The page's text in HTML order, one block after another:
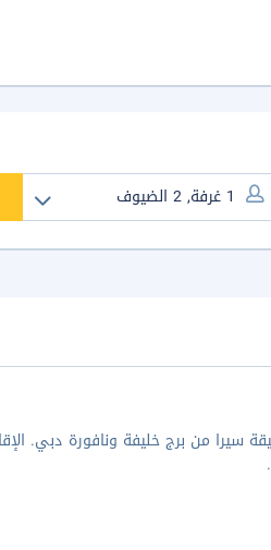
في هذه الشقة في دبي (وسط مدينة دبي) تضعك على بُعد 15 دقيقة سيرا من برج